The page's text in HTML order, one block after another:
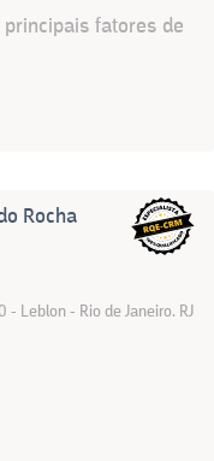
principais fatores de
Rocha
- Leblon - Rio de Janeiro. RJ